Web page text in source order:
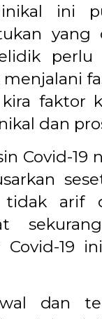
ini
faktor
dan
Covid-
tidak arif
Covid-19
dan